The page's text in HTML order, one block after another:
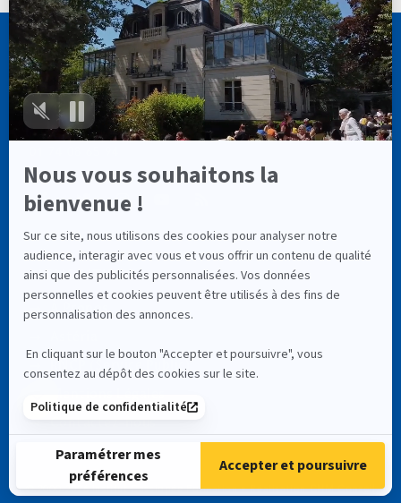
CASSIOPÉE FORMATION
info@cassiopee-formation.com
LIENS UTILES
À Propos
RNCP (Service Public)
© 2000-2026Institut Cassiopée Formation • RéalisationCHM Conseil